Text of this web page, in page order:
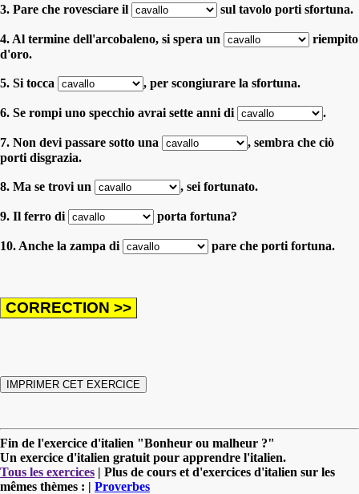
3. Pare che rovesciare il sul tavolo porti sfortuna.
4. Al termine dell'arcobaleno, si spera un
riempito
d'oro.
5. Si tocca , per scongiurare la sfortuna.
6. Se rompi uno specchio avrai sette anni di .
7. Non devi passare sotto una
, sembra che ciò
porti disgrazia.
8. Ma se trovi un , sei fortunato.
9. Il ferro di porta fortuna?
10. Anche la zampa di pare che porti fortuna.
Fin de l'exercice d'italien "Bonheur ou malheur ?"
Un exercice d'italien gratuit pour apprendre l'italien.
Tous les exercices | Plus de cours et d'exercices d'italien sur les
mêmes thèmes : | Proverbes